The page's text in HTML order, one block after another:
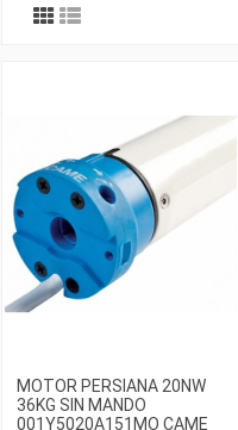
MOTOR PERSIANA 20NW
36KG SIN MANDO
001Y5020A151MO CAME